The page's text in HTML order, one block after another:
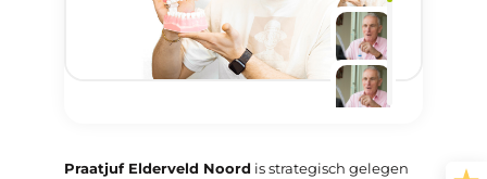
Praatjuf Elderveld Noord is strategisch gelegen